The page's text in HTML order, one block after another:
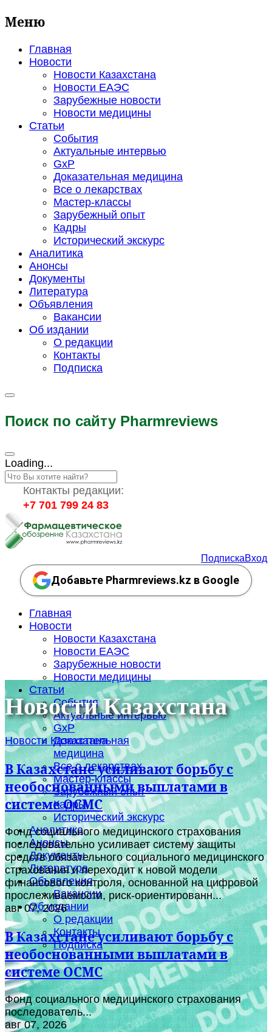
Меню
Главная
Новости
Новости Казахстана
Новости ЕАЭС
Зарубежные новости
Новости медицины
Статьи
События
Актуальные интервью
GxP
Доказательная медицина
Все о лекарствах
Мастер-классы
Зарубежный опыт
Кадры
Исторический экскурс
Аналитика
Анонсы
Документы
Литература
Объявления
Вакансии
Об издании
О редакции
Контакты
Подписка
Поиск по сайту Pharmreviews
Loading...
Контакты редакции:
+7 701 799 24 83
ПодпискаВход
Добавьте Pharmreviews.kz в Google
Главная
Новости
Новости Казахстана
Новости ЕАЭС
Зарубежные новости
Новости медицины
Статьи
События
Актуальные интервью
GxP
Доказательная
медицина
Все о лекарствах
Мастер-классы
Зарубежный опыт
Кадры
Исторический экскурс
Аналитика
Анонсы
Документы
Литература
Объявления
Вакансии
Об издании
О редакции
Контакты
Подписка
Новости Казахстана
Новости Казахстана
В Казахстане усиливают борьбу с
необоснованными выплатами в
системе ОСМС
Фонд социального медицинского страхования
последовательно усиливает систему защиты
средств обязательного социального медицинского
страхования и переходит к новой модели
финансового контроля, основанной на цифровой
прослеживаемости, риск-ориентированн...
авг 07, 2026
В Казахстане усиливают борьбу с
необоснованными выплатами в
системе ОСМС
Фонд социального медицинского страхования
последователь...
авг 07, 2026